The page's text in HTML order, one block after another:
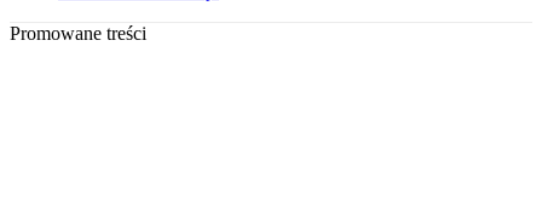
Promowane treści